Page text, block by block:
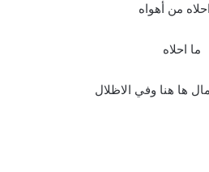
من أهواه
ما احلاه
ها هنا وفي الاظلال